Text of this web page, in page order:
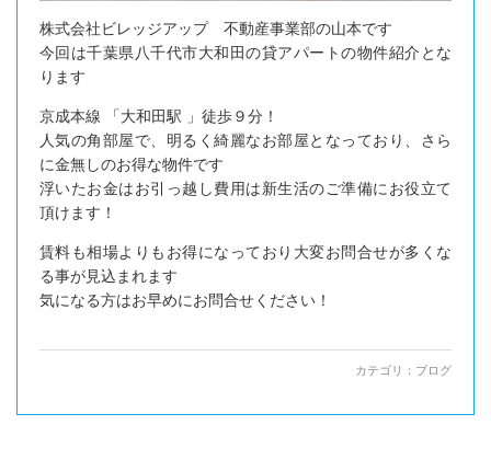
株式会社ビレッジアップ 不動産事業部の山本です
今回は千葉県八千代市大和田の貸アパートの物件紹介とな
ります
京成本線 「大和田駅 」徒歩９分！
人気の角部屋で、明るく綺麗なお部屋となっており、さら
に金無しのお得な物件です
浮いたお金はお引っ越し費用は新生活のご準備にお役立て
頂けます！
賃料も相場よりもお得になっており大変お問合せが多くな
る事が見込まれます
気になる方はお早めにお問合せください！
カテゴリ： ブログ